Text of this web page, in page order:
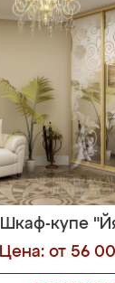
Шкаф-купе
Цена: от 56